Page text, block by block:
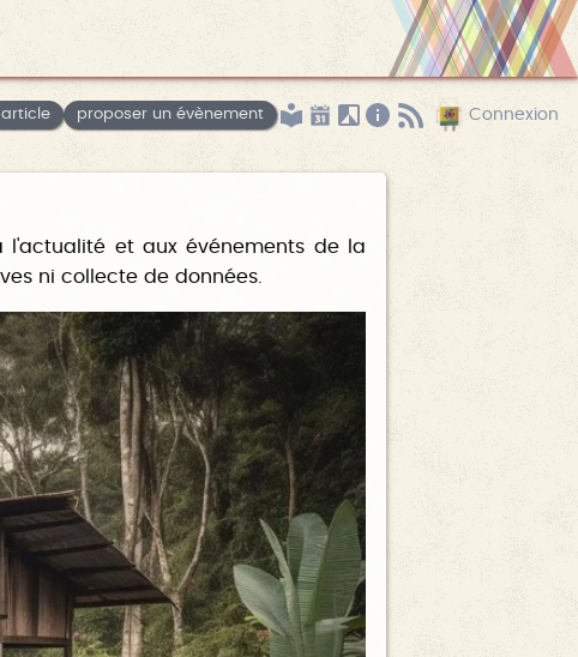
proposer un évènement Connexion
l'actualité et aux événements de la
ni collecte de données.